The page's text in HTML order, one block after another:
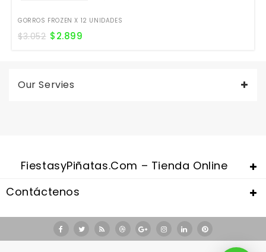
GORROS FROZEN X 12 UNIDADES
$3.052 $2.899
Our Servies
FiestasyPiñatas.com – Tienda Online
Contáctenos
Valentine's Day is coming, it's time to prepare all kinds of gifts,